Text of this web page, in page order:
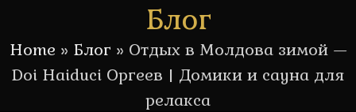
Блог
Home » Блог » Отдых в Молдова зимой —
Doi Haiduci Оргеев | Домики и сауна для
релакса